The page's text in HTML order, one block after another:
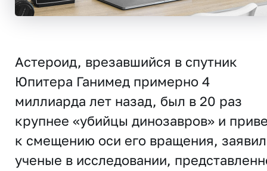
Астероид, врезавшийся в спутник
Юпитера Ганимед примерно 4
миллиарда лет назад, был в 20 раз
крупнее «убийцы динозавров» и
к смещению оси его вращения,
ученые в исследовании,